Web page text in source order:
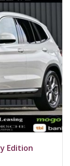
Edition